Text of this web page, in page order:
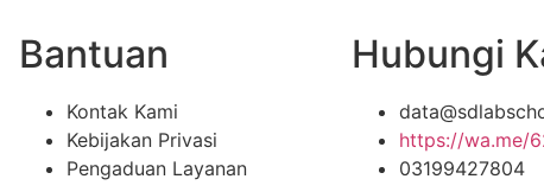
Bantuan
Kontak Kami
Kebijakan Privasi
Pengaduan Layanan
Hubungi
https://wa.me/
03199427804